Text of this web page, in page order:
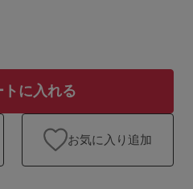
閉じる
トに入れる
お気に入り追加